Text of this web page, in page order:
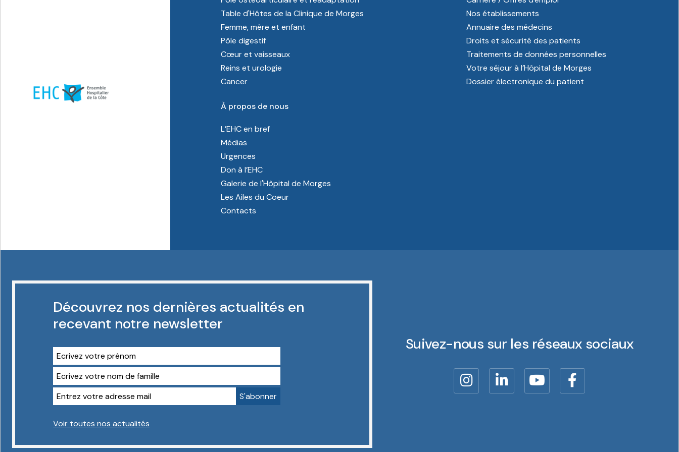
Table d'Hôtes de la Clinique de Morges
Femme, mère et enfant
Pôle digestif
Cœur et vaisseaux
Reins et urologie
Cancer
Nos établissements
Annuaire des médecins
Droits et sécurité des patients
Traitements de données personnelles
Votre séjour à l’Hôpital de Morges
Dossier électronique du patient
À propos de nous
L’EHC en bref
Médias
Urgences
Don à l’EHC
Galerie de l'Hôpital de Morges
Les Ailes du Coeur
Contacts
Découvrez nos dernières actualités en
recevant notre newsletter
Voir toutes nos actualités
Suivez-nous sur les réseaux sociaux